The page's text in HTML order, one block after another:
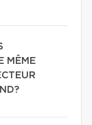
MÊME